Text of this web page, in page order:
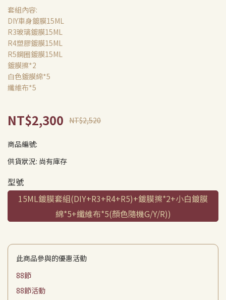
套組內容:
DIY車身鍍膜15ML
R3玻璃鍍膜15ML
R4塑膠鍍膜15ML
R5鋼圈鍍膜15ML
鍍膜擦*2
白色鍍膜綿*5
纖維布*5
NT$2,300 NT$2,520
商品編號:
供貨狀況: 尚有庫存
型號
15ML鍍膜套組(DIY+R3+R4+R5)+鍍膜擦*2+小白鍍膜
綿*5+纖維布*5(顏色隨機G/Y/R))
此商品參與的優惠活動
88節
88節活動